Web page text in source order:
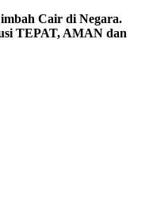
Cair di Negara.
TEPAT, AMAN dan